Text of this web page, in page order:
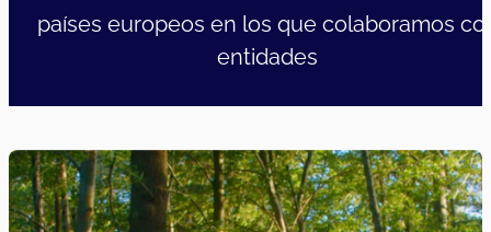
países europeos en los que colaboramos
entidades